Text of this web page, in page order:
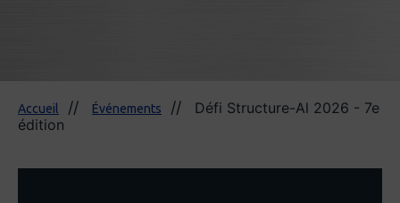
Accueil Événements
Défi Structure-Al 2026 - 7e
édition